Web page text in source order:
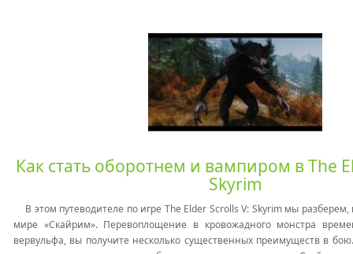
Как стать оборотнем и вампиром в The
Skyrim
В этом путеводителе по игре The Elder Scrolls V: Skyrim мы разберем,
мире «Скайрим». Перевоплощение в кровожадного монстра
вервульфа, вы получите несколько существенных преимуществ в